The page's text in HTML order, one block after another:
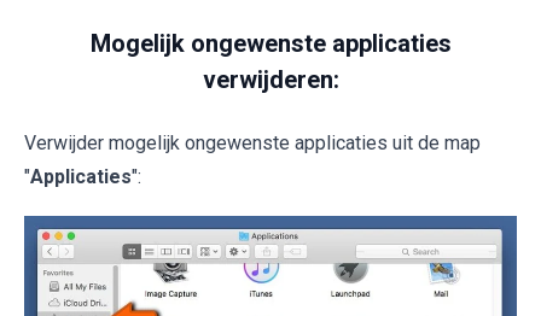
Mogelijk ongewenste applicaties
verwijderen:
Verwijder mogelijk ongewenste applicaties uit de map
"Applicaties":